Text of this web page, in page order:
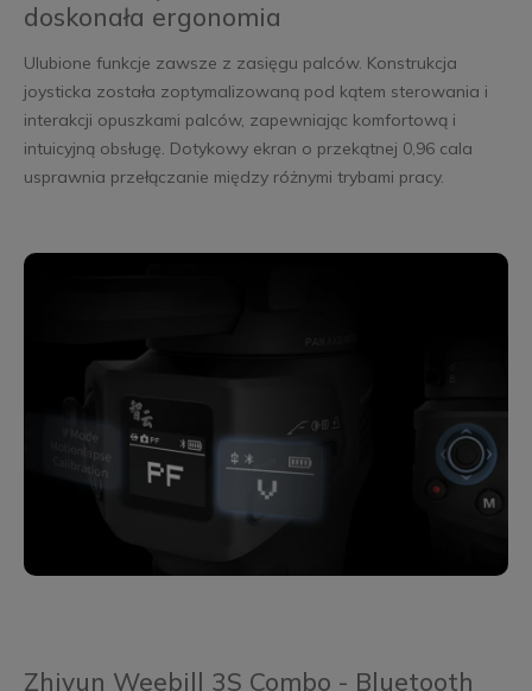
doskonała ergonomia
Ulubione funkcje zawsze z zasięgu palców. Konstrukcja
joysticka została zoptymalizowaną pod kątem sterowania i
interakcji opuszkami palców, zapewniając komfortową i
intuicyjną obsługę. Dotykowy ekran o przekątnej 0,96 cala
usprawnia przełączanie między różnymi trybami pracy.
Zhiyun Weebill 3S Combo - Bluetooth